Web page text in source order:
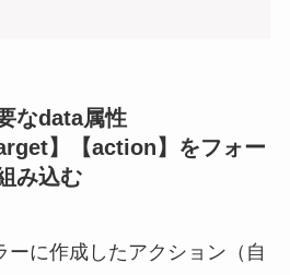
なdata属性
】【action】をフォー
み込む
ーに作成したアクション（自